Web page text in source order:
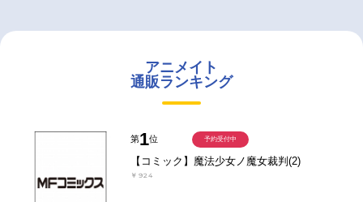
アニメイト
通販ランキング
第1位
【コミック】魔法少女ノ魔女裁判(2)
￥924
予約受付中